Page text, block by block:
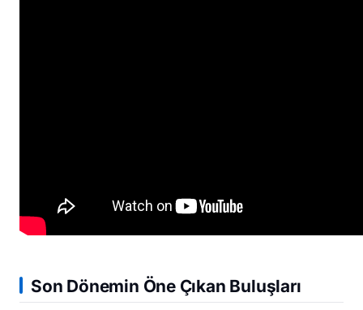
Son Dönemin Öne Çıkan Buluşları